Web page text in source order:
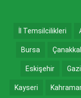
İl Temsilcilikleri
Bursa
Eskişehir
Kayseri